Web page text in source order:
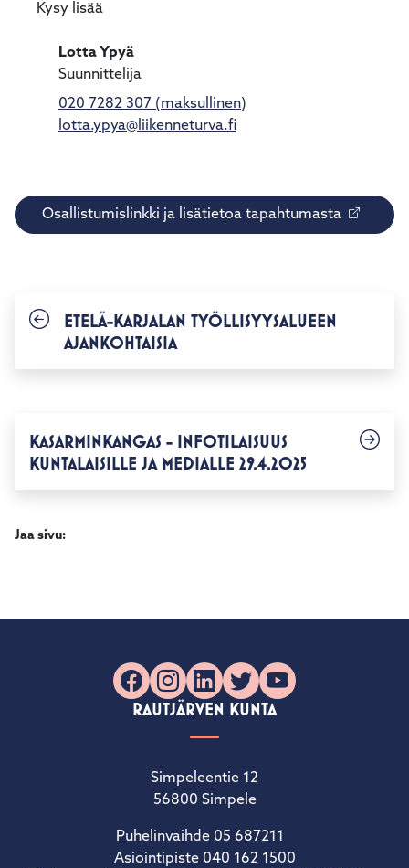
Kysy lisää
Lotta Ypyä
Suunnittelija
020 7282 307 (maksullinen)
lotta.ypya@liikenneturva.fi
Osallistumislinkki ja lisätietoa tapahtumasta
ETELÄ-KARJALAN TYÖLLISYYSALUEEN
AJANKOHTAISIA
KASARMINKANGAS - INFOTILAISUUS
KUNTALAISILLE JA MEDIALLE 29.4.2025
Jaa sivu:
Facebook
Instagram
LinkedIn
X YouTube
RAUTJÄRVEN KUNTA
Simpeleentie 12
56800 Simpele
Puhelinvaihde 05 687211
Asiointipiste 040 162 1500